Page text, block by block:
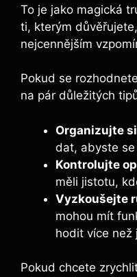
To je jako magická
ti, kterým
nejcennějším
Pokud se
na pár⁤ důležitých
Organizujte
dat, ‌abyste
Kontrolujte
měli jistotu,
Vyzkoušejte
mohou mít‍
hodit více⁢ než
Pokud chcete